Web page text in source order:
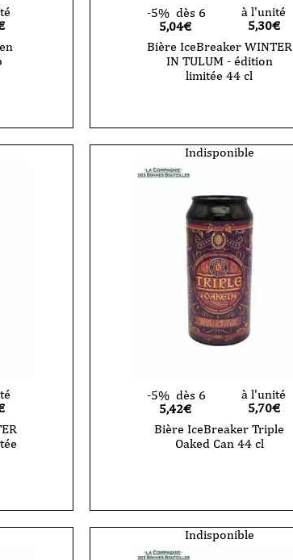
-5% dès 6
5,04€
à l'unité
5,30€
Bière IceBreaker WINTER
IN TULUM - édition
limitée 44 cl
Indisponible
-5% dès 6
5,42€
à l'unité
5,70€
Bière IceBreaker Triple
Oaked Can 44 cl
Indisponible